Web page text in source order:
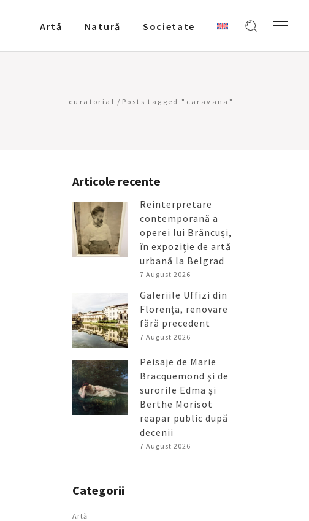
Artǎ Natură Societate
curatorial / Posts tagged "caravana"
Articole recente
Reinterpretare
contemporană a
operei lui Brâncuși,
în expoziție de artă
urbană la Belgrad
7 August 2026
Galeriile Uffizi din
Florența, renovare
fără precedent
7 August 2026
Peisaje de Marie
Bracquemond și de
surorile Edma și
Berthe Morisot
reapar public după
decenii
7 August 2026
Categorii
Artǎ